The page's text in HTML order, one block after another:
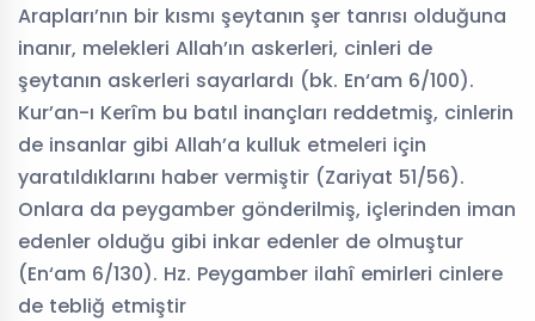
Arapları’nın bir kısmı şeytanın şer tanrısı olduğuna
inanır, melekleri Allah’ın askerleri, cinleri de
şeytanın askerleri sayarlardı (bk. En‘am 6/100).
Kur’an-ı Kerîm bu batıl inançları reddetmiş, cinlerin
de insanlar gibi Allah’a kulluk etmeleri için
yaratıldıklarını haber vermiştir (Zariyat 51/56).
Onlara da peygamber gönderilmiş, içlerinden iman
edenler olduğu gibi inkar edenler de olmuştur
(En‘am 6/130). Hz. Peygamber ilahî emirleri cinlere
de tebliğ etmiştir